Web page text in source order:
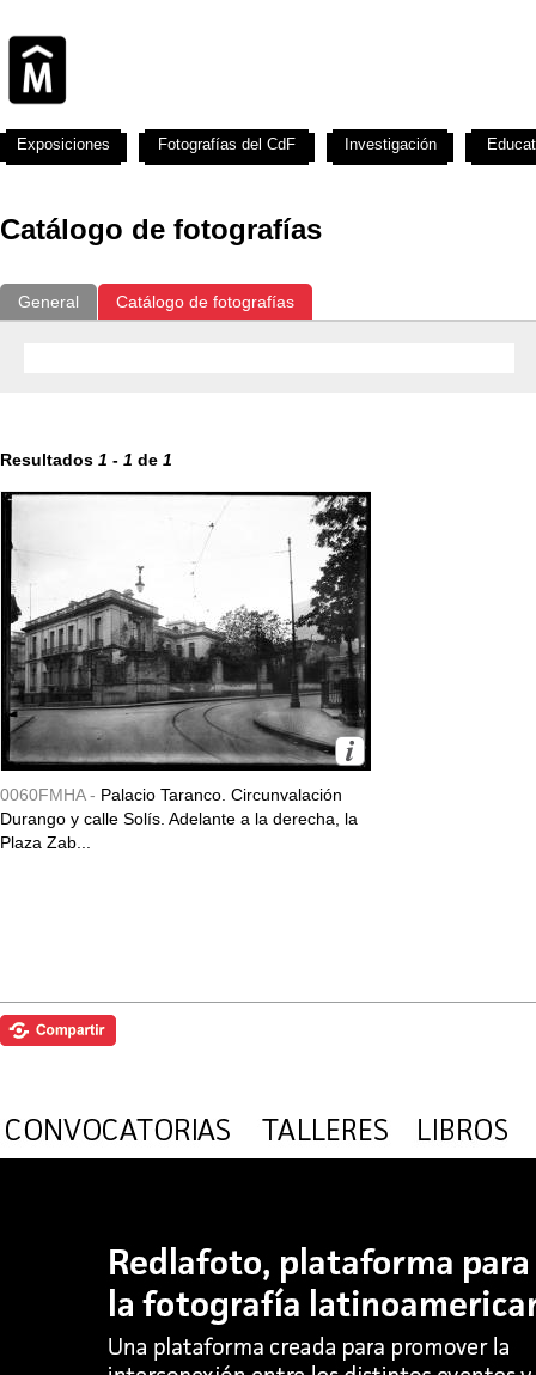
Catálogo de fotografías
General Catálogo de fotografías
Resultados 1 - 1 de 1
0060FMHA - Palacio Taranco. Circunvalación
Durango y calle Solís. Adelante a la derecha, la
Plaza Zab...
Exposiciones Fotografías del CdF Investigación